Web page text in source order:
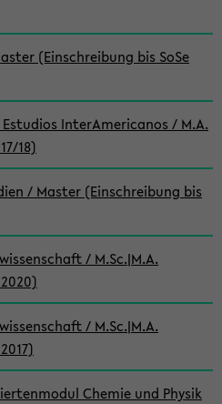
(Einschreibung bis SoSe
InterAmericanos / M.A.
18)
/ Master (Einschreibung bis
/ M.Sc.|M.A.
/ M.Sc.|M.A.
Chemie und Physik